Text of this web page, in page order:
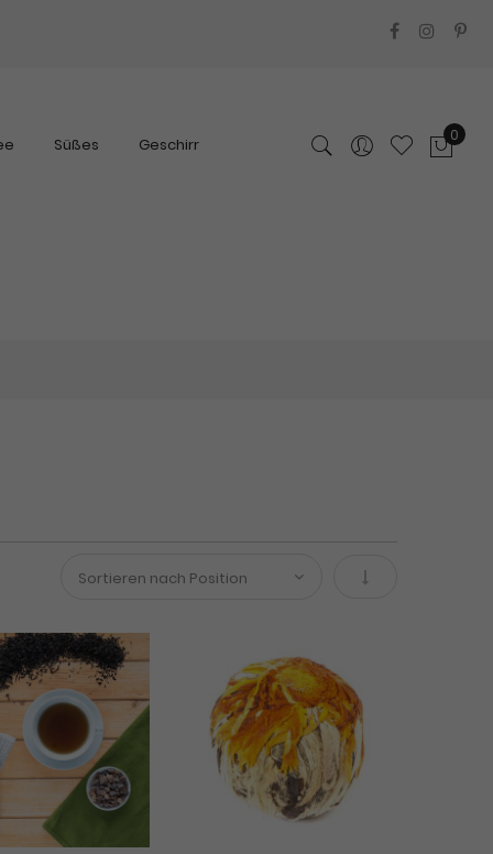
Süßes Geschirr 0
In absteigender